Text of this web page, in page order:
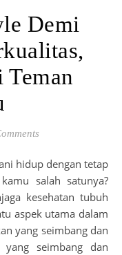
Demi
Teman
salah satunya?
kesehatan tubuh
aspek utama dalam
yang seimbang dan
seimbang dan